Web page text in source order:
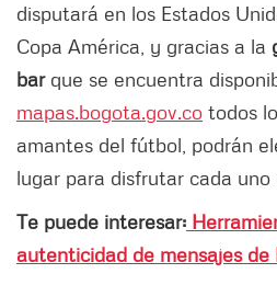
disputará en los Estados
Copa América, y gracias a la
barque se encuentra
mapas.bogota.gov.co todos
amantes del fútbol, podrán
lugar para disfrutar cada uno
Te puede interesar:
autenticidad de mensajes